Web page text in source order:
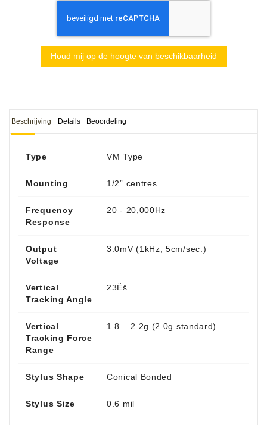
Houd mij op de hoogte van beschikbaarheid
Beschrijving Details Beoordeling
Type VM Type
Mounting 1/2” centres
Frequency
Response
20 - 20,000Hz
Output
Voltage
3.0mV (1kHz, 5cm/sec.)
Vertical
Tracking Angle
23Ëš
Vertical
Tracking Force
Range
1.8 – 2.2g (2.0g standard)
Stylus Shape Conical Bonded
Stylus Size 0.6 mil